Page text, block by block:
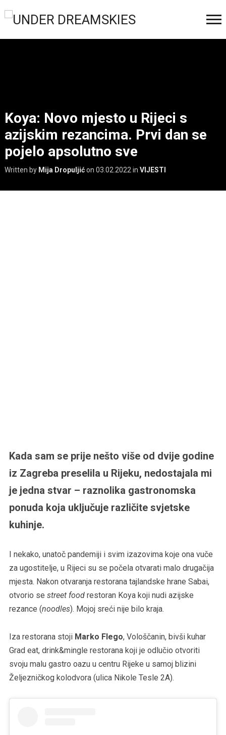
Koya: Novo mjesto u Rijeci s
azijskim rezancima. Prvi dan se
pojelo apsolutno sve
Written by Mija Dropuljićon 03.02.2022 in VIJESTI
Kada sam se prije nešto više od dvije godine
iz Zagreba preselila u Rijeku, nedostajala mi
je jedna stvar – raznolika gastronomska
ponuda koja uključuje različite svjetske
kuhinje.
I nekako, unatoč pandemiji i svim izazovima koje ona vuče
za ugostitelje, u Rijeci su se počela otvarati malo drugačija
mjesta. Nakon otvaranja restorana tajlandske hrane Sabai,
otvorio se street foodrestoran Koya koji nudi azijske
rezance (noodles). Mojoj sreći nije bilo kraja.
Iza restorana stoji Marko Flego, Vološčanin, bivši kuhar
Grad eat, drink&mingle restorana koji je odlučio otvoriti
svoju malu gastro oazu u centru Rijeke u samoj blizini
Željezničkog kolodvora (ulica Nikole Tesle 2A).